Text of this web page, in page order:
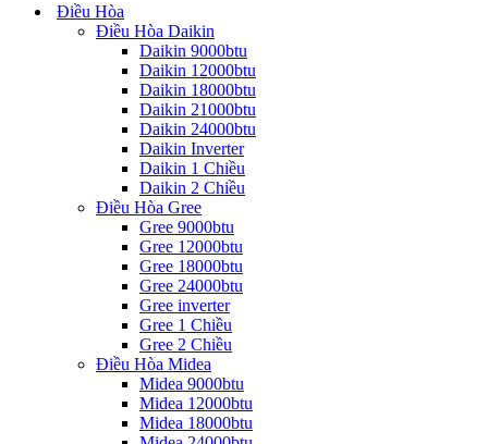
Điều Hòa
Điều Hòa Daikin
Daikin 9000btu
Daikin 12000btu
Daikin 18000btu
Daikin 21000btu
Daikin 24000btu
Daikin Inverter
Daikin 1 Chiều
Daikin 2 Chiều
Điều Hòa Gree
Gree 9000btu
Gree 12000btu
Gree 18000btu
Gree 24000btu
Gree inverter
Gree 1 Chiều
Gree 2 Chiều
Điều Hòa Midea
Midea 9000btu
Midea 12000btu
Midea 18000btu